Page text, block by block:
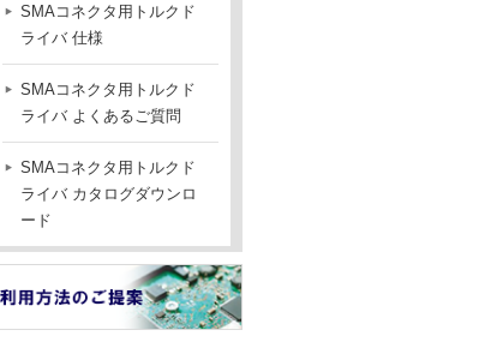
SMAコネクタ用トルクド
ライバ 仕様
SMAコネクタ用トルクド
ライバ よくあるご質問
SMAコネクタ用トルクド
ライバ カタログダウンロ
ード